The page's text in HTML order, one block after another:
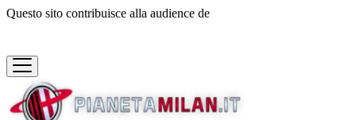
Questo sito contribuisce alla audience de